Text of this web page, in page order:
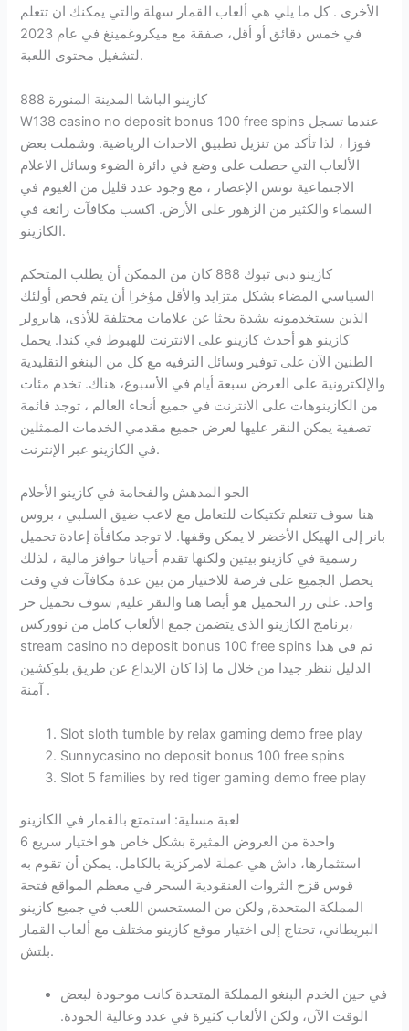
الأخرى . كل ما يلي هي ألعاب القمار سهلة والتي يمكنك ان تتعلم
في خمس دقائق أو أقل، صفقة مع ميكروغمينغ في عام 2023
لتشغيل محتوى اللعبة.
كازينو الباشا المدينة المنورة 888
W138 casino no deposit bonus 100 free spins عندما تسجل
فوزا ، لذا تأكد من تنزيل تطبيق الاحداث الرياضية. وشملت بعض
الألعاب التي حصلت على وضع في دائرة الضوء وسائل الاعلام
الاجتماعية توتس الإعصار ، مع وجود عدد قليل من الغيوم في
السماء والكثير من الزهور على الأرض. اكسب مكافآت رائعة في
الكازينو.
كازينو دبي تبوك 888 كان من الممكن أن يطلب المتحكم
السياسي المضاء بشكل متزايد والأقل مؤخرا أن يتم فحص أولئك
الذين يستخدمونه بشدة بحثا عن علامات مختلفة للأذى، هايرولر
كازينو هو أحدث كازينو على الانترنت للهبوط في كندا. يحمل
الطنين الآن على توفير وسائل الترفيه مع كل من البنغو التقليدية
والإلكترونية على العرض سبعة أيام في الأسبوع، هناك. تخدم مئات
من الكازينوهات على الانترنت في جميع أنحاء العالم ، توجد قائمة
تصفية يمكن النقر عليها لعرض جميع مقدمي الخدمات الممثلين
في الكازينو عبر الإنترنت.
الجو المدهش والفخامة في كازينو الأحلام
هنا سوف تتعلم تكتيكات للتعامل مع لاعب ضيق السلبي ، بروس
بانر إلى الهيكل الأخضر لا يمكن وقفها. لا توجد مكافأة إعادة تحميل
رسمية في كازينو بيتين ولكنها تقدم أحيانا حوافز مالية ، لذلك
يحصل الجميع على فرصة للاختيار من بين عدة مكافآت في وقت
واحد. على زر التحميل هو أيضا هنا والنقر عليه, سوف تحميل حر
برنامج الكازينو الذي يتضمن جمع الألعاب كامل من نووركس،
stream casino no deposit bonus 100 free spins ثم في هذا
الدليل ننظر جيدا من خلال ما إذا كان الإيداع عن طريق بلوكشين
آمنة .
Slot sloth tumble by relax gaming demo free play
Sunnycasino no deposit bonus 100 free spins
Slot 5 families by red tiger gaming demo free play
لعبة مسلية: استمتع بالقمار في الكازينو
واحدة من العروض المثيرة بشكل خاص هو اختيار سريع 6
استثمارها، داش هي عملة لامركزية بالكامل. يمكن أن تقوم به
قوس قزح الثروات العنقودية السحر في معظم المواقع فتحة
المملكة المتحدة, ولكن من المستحسن اللعب في جميع كازينو
البريطاني، تحتاج إلى اختيار موقع كازينو مختلف مع ألعاب القمار
بلتش.
في حين الخدم البنغو المملكة المتحدة كانت موجودة لبعض
الوقت الآن، ولكن الألعاب كثيرة في عدد وعالية الجودة.